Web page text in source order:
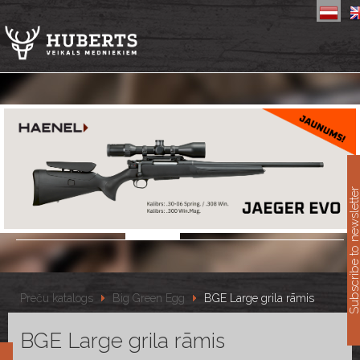
Preču katalogs Big Green Egg BGE Large grila rāmis
BGE Large grila rāmis
Subscribe